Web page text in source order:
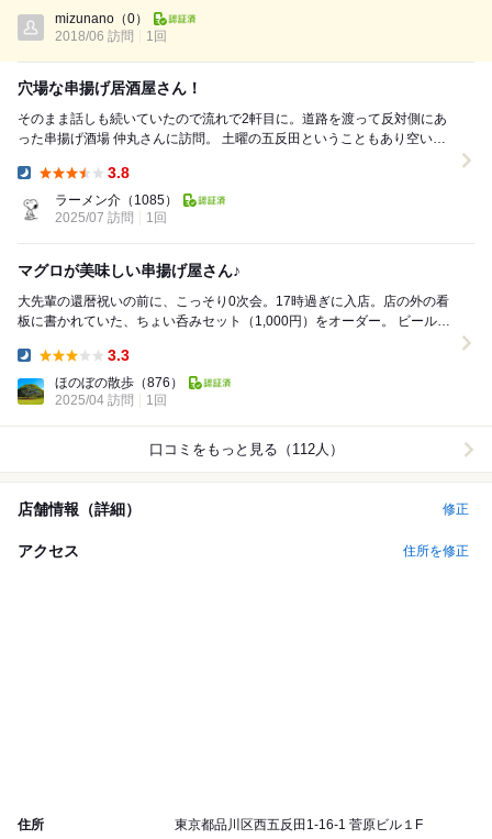
も多いし、メガシリーズがあるので、何度もオーダーしなくて済みます
（笑） が、ほんとにグラスでかいので、か弱い女性にはちょ...
mizunano （0）
2018/06 訪問
1回
穴場な串揚げ居酒屋さん！
そのまま話しも続いていたので流れで2軒目に。道路を渡って反対側にあ
った串揚げ酒場 仲丸さんに訪問。 土曜の五反田ということもあり空いて
3.8
ラーメン介 （1085）
2025/07 訪問
1回
マグロが美味しい串揚げ屋さん♪
大先輩の還暦祝いの前に、こっそり0次会。17時過ぎに入店。店の外の看
板に書かれていた、ちょい呑みセット（1,000円）をオーダー。 ビールに
3.3
ほのぼの散歩 （876）
2025/04 訪問
1回
口コミをもっと見る（112人）
店舗情報（詳細） 修正
アクセス 住所を修正
住所 東京都品川区西五反田1-16-1 菅原ビル１F